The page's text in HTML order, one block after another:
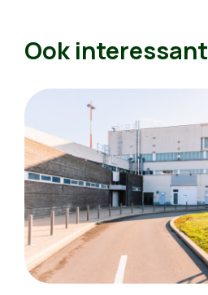
Ook interessant